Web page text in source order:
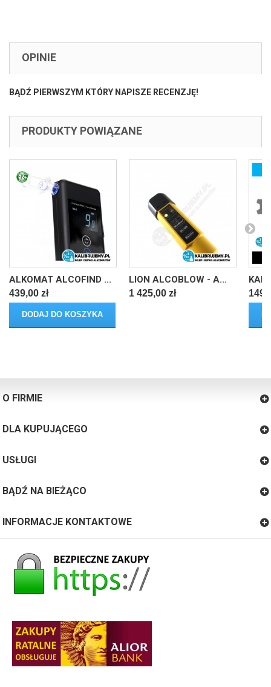
OPINIE
BĄDŹ PIERWSZYM KTÓRY NAPISZE RECENZJĘ!
PRODUKTY POWIĄZANE
ALKOMAT ALCOFIND ...
439,00 zł
DODAJ DO KOSZYKA
LION ALCOBLOW - A...
1 425,00 zł
O FIRMIE
DLA KUPUJĄCEGO
USŁUGI
BĄDŹ NA BIEŻĄCO
INFORMACJE KONTAKTOWE